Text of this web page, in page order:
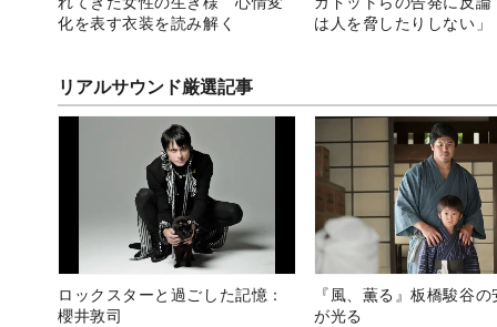
化を表す衣装を読み解く
は人を脅したりしない」
リアルサウンド厳選記事
ロックスターと過ごした記憶：
櫻井敦司
『風、薫る』板橋駿谷
が光る